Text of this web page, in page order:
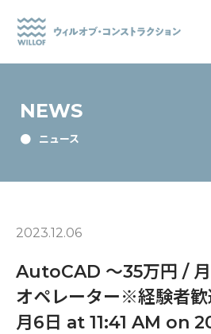
NEWS
ニュース
2023.12.06
AutoCAD 〜35万円 /
オペレーター※経験者
月6日 at 11:41 AM on